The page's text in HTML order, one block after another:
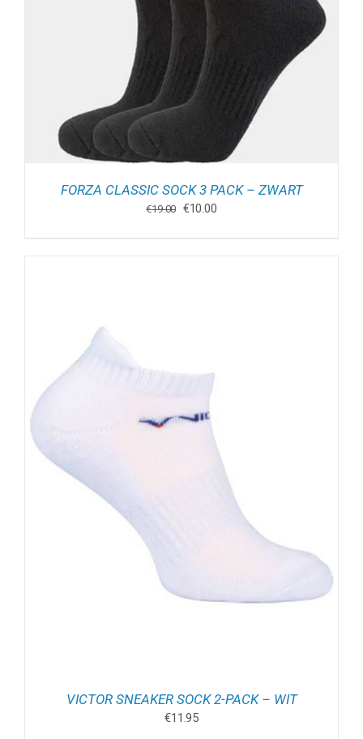
FORZA CLASSIC SOCK 3 PACK – ZWART
€19.00 Oorspronkelijke
€10.00Huidige
VICTOR SNEAKER SOCK 2-PACK – WIT
€11.95